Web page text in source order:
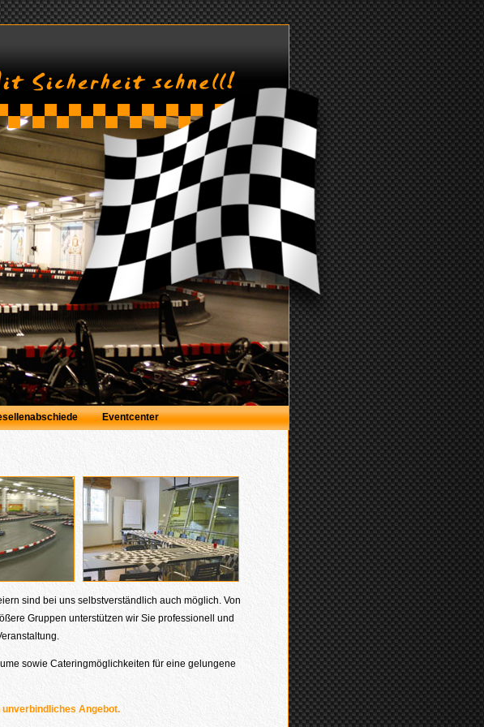
Eventcenter
sind bei uns selbstverständlich auch möglich. Von
Gruppen unterstützen wir Sie professionell und
sowie Cateringmöglichkeiten für eine gelungene
Angebot.